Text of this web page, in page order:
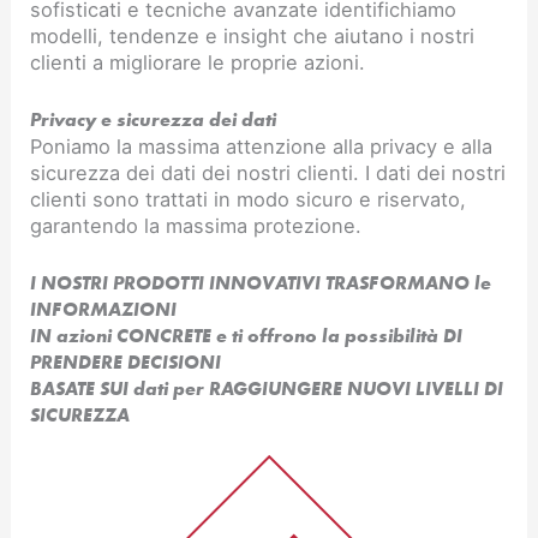
sofisticati e tecniche avanzate identifichiamo
modelli, tendenze e insight che aiutano i nostri
clienti a migliorare le proprie azioni.
Privacy e sicurezza dei dati
Poniamo la massima attenzione alla privacy e alla
sicurezza dei dati dei nostri clienti. I dati dei nostri
clienti sono trattati in modo sicuro e riservato,
garantendo la massima protezione.
I NOSTRI PRODOTTI INNOVATIVI TRASFORMANO le
INFORMAZIONI
IN azioni CONCRETE e ti offrono la possibilità DI
PRENDERE DECISIONI
BASATE SUI dati per RAGGIUNGERE NUOVI LIVELLI DI
SICUREZZA